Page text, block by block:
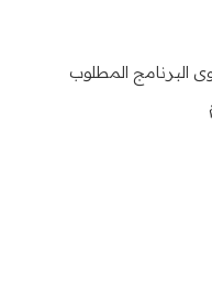
البرنامج المطلوب